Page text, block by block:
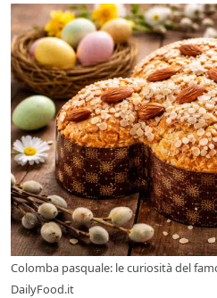
Colomba pasquale: le curiosità del
DailyFood.it